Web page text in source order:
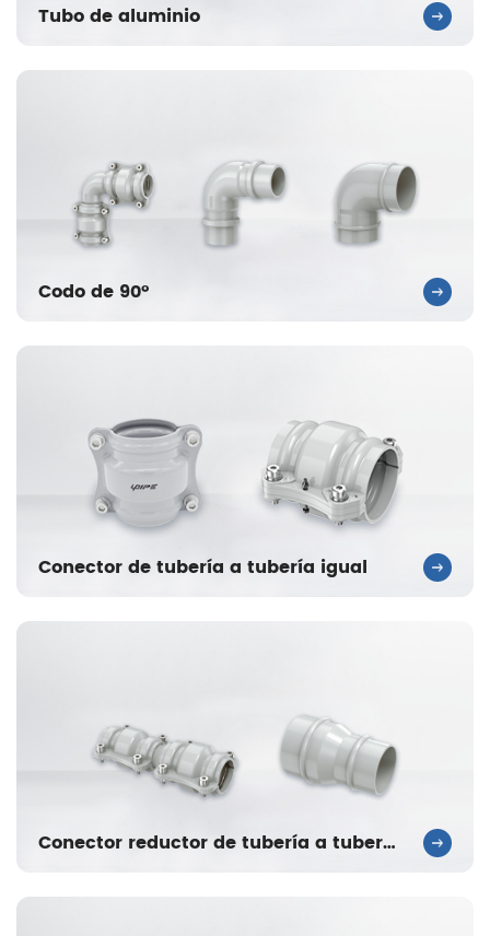
Tubo de aluminio
Codo de 90°
Conector de tubería a tubería igual
Conector reductor de tubería a tubería